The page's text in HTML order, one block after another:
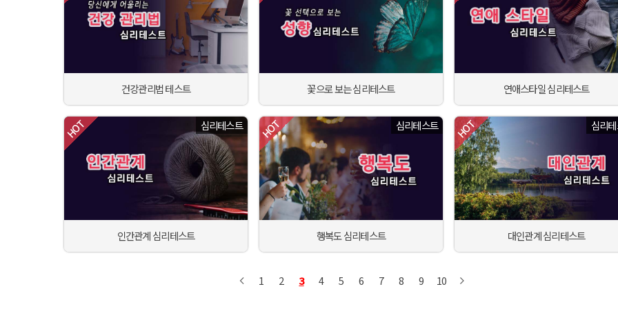
건강관리법 테스트 꽃으로 보는 심리테스트 연애스타일 심리테스트
심리테스트
인간관계 심리테스트
심리테스트
행복도 심리테스트
심리
대인관계 심리테스트
1 2 3 4 5 6 7 8 9 10